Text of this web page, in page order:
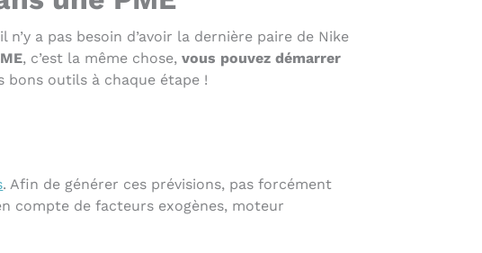
a pas besoin d’avoir la dernière paire de Nike
, c’est la même chose,vous pouvez démarrer
bons outils à chaque étape !
. Afin de générer ces prévisions, pas forcément
compte de facteurs exogènes, moteur